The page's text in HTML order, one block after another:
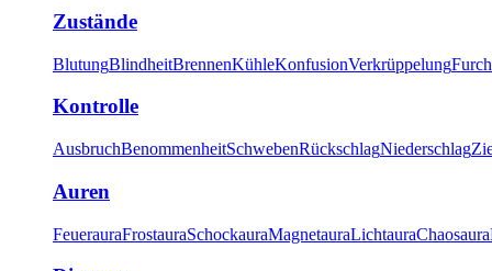
Zustände
BlutungBlindheitBrennenKühleKonfusionVerkrüppelung
Kontrolle
AusbruchBenommenheitSchwebenRückschlagNiederschlag
Auren
FeuerauraFrostauraSchockauraMagnetauraLichtauraChaosaura